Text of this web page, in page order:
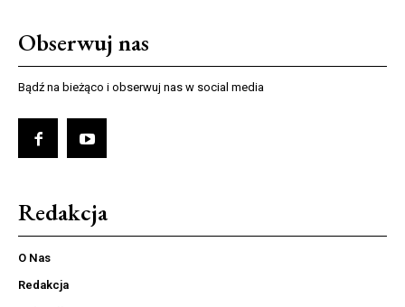
Obserwuj nas
Bądź na bieżąco i obserwuj nas w social media
Redakcja
O Nas
Redakcja